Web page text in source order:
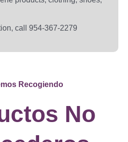
call 954-367-2279
Recogiendo
No